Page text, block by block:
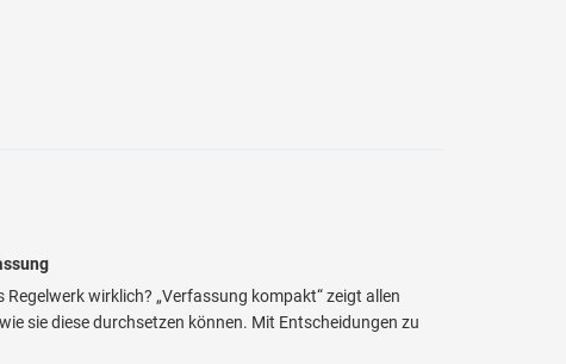
wirklich? „Verfassung kompakt“ zeigt allen
sie diese durchsetzen können. Mit Entscheidungen zu